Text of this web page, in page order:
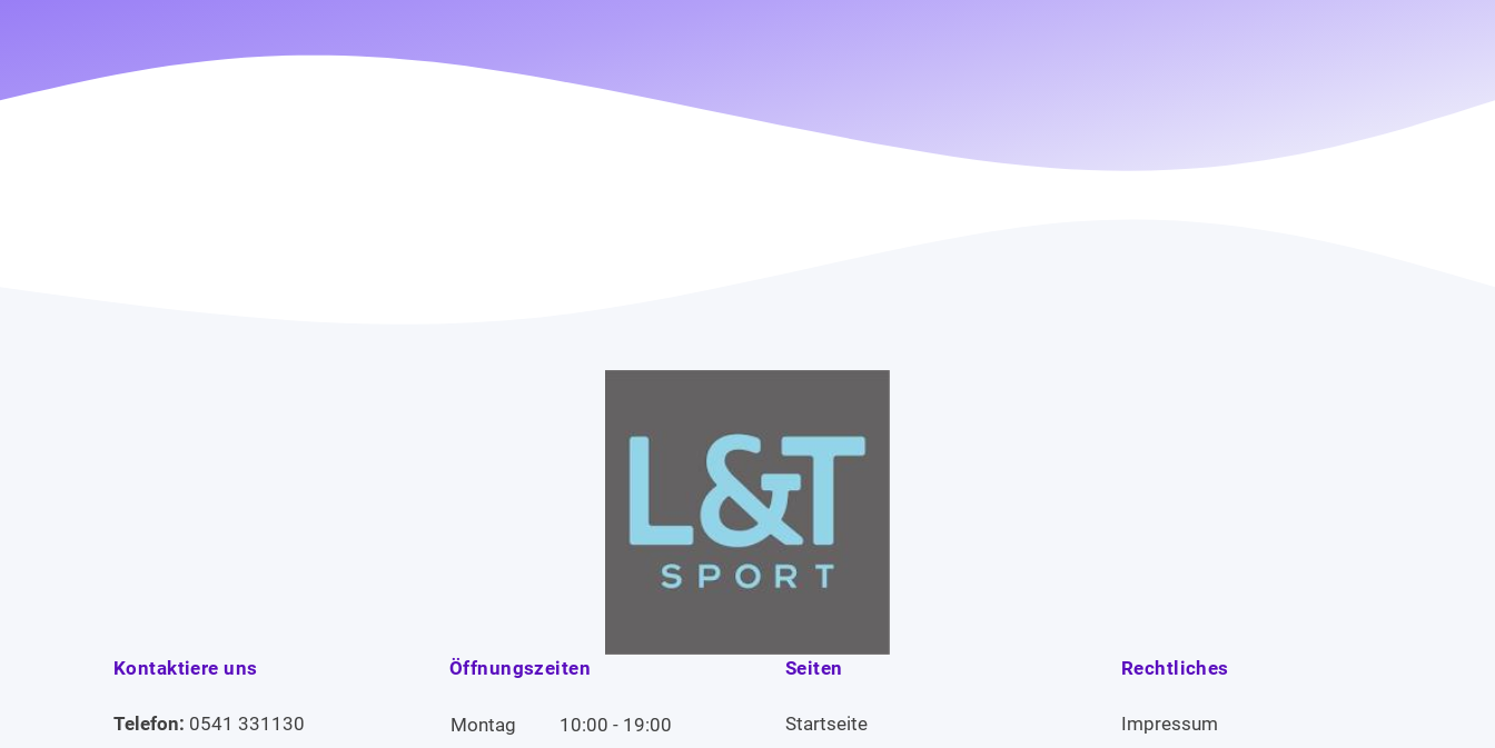
Kontaktiere uns
Telefon: 0541 331130
Öffnungszeiten
Montag 10:00 - 19:00
Seiten
Startseite
Rechtliches
Impressum